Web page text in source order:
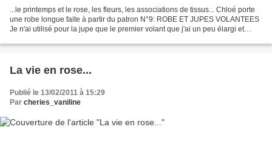
...le printemps et le rose, les fleurs, les associations de tissus... Chloé porte
une robe longue faite à partir du patron N°9: ROBE ET JUPES VOLANTEES
Je n'ai utilisé pour la jupe que le premier volant que j'ai un peu élargi et
La vie en rose...
Publié le 13/02/2011 à 15:29
Par cheries_vaniline